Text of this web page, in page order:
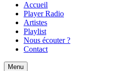
Accueil
Player Radio
Artistes
Playlist
Nous écouter ?
Contact
Menu